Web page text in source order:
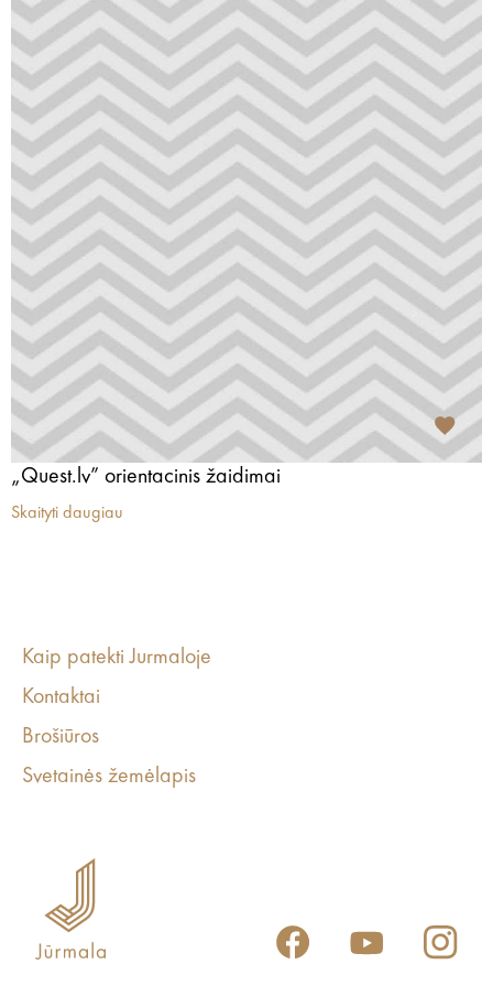
„Quest.lv” orientacinis žaidimai
Skaityti daugiau
Kaip patekti Jurmaloje
Kontaktai
Brošiūros
Svetainės žemėlapis